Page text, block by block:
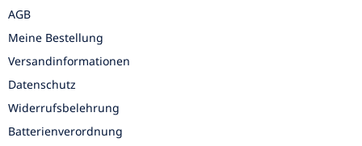
AGB
Meine Bestellung
Versandinformationen
Datenschutz
Widerrufsbelehrung
Batterienverordnung